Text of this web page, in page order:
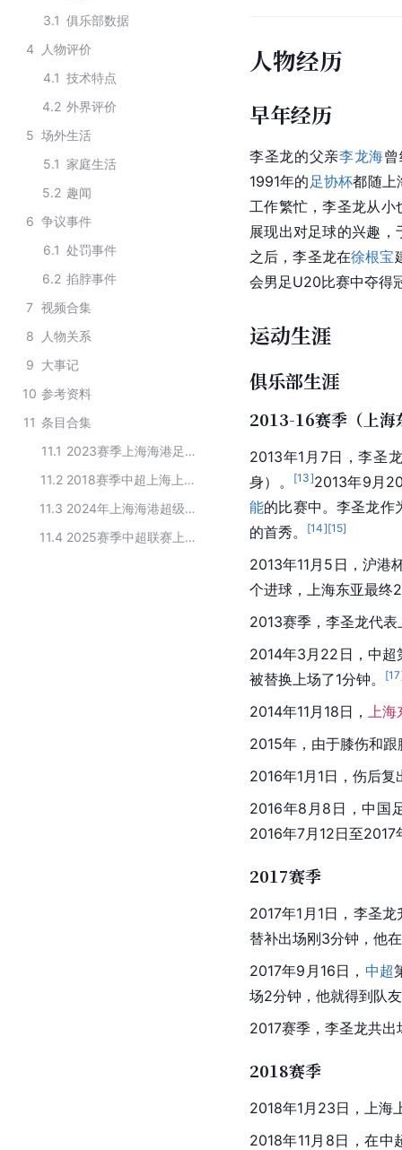
3.1 俱乐部数据
4
人物评价
4.1 技术特点
4.2 外界评价
5 场外生活
5.1 家庭生活
5.2 趣闻
6 争议事件
6.1 处罚事件
6.2 掐脖事件
7 视频合集
8
人物关系
9 大事记
10 参考资料
11 条目合集
11.1
2023赛季上海海港足球俱乐部球员
11.2
2018赛季中超上海上港足球俱乐部球员名单
11.3
2024年上海海港超级杯名单
11.4
2025赛季中超联赛上海海港队大名单
人物经历
早年经历
李圣龙的父亲李龙海
1991年的 足协杯都随上
工作繁忙，李圣龙从
展现出对足球的兴趣
之后，李圣龙在徐根宝
会男足U20比赛中夺得
运动生涯
俱乐部生涯
2013-16赛季（上海
2013年1月7日，李圣
身）。
[13]2013年9月
能的比赛中。李圣龙作
的首秀。
[14][15]
2013年11月5日，沪港
个进球，上海东亚最终
2013赛季，李圣龙代
2014年3月22日，中超
被替换上场了1分钟。
[17
2014年11月18日，
上
2015年，由于膝伤和
2016年1月1日，伤后
2016年8月8日，中国
2016年7月12日至2017
2017赛季
2017年1月1日，李圣
替补出场刚3分钟，他
2017年9月16日， 中超
场2分钟，他就得到队友
2017赛季，李圣龙共
2018赛季
2018年1月23日，上海
2018年11月8日，在